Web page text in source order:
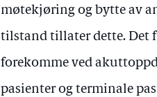
møtekjøring og bytte av
tilstand tillater dette. Det
forekomme ved
pasienter og terminale